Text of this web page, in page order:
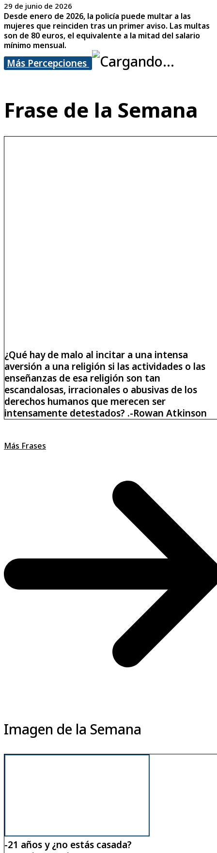
29 de junio de 2026
Desde enero de 2026, la policía puede multar a las
mujeres que reinciden tras un primer aviso. Las multas
son de 80 euros, el equivalente a la mitad del salario
mínimo mensual.
Más Percepciones
Frase de la Semana
¿Qué hay de malo al incitar a una intensa
aversión a una religión si las actividades o las
enseñanzas de esa religión son tan
escandalosas, irracionales o abusivas de los
derechos humanos que merecen ser
intensamente detestados? .-Rowan Atkinson
Más Frases
Imagen de la Semana
-21 años y ¿no estás casada?